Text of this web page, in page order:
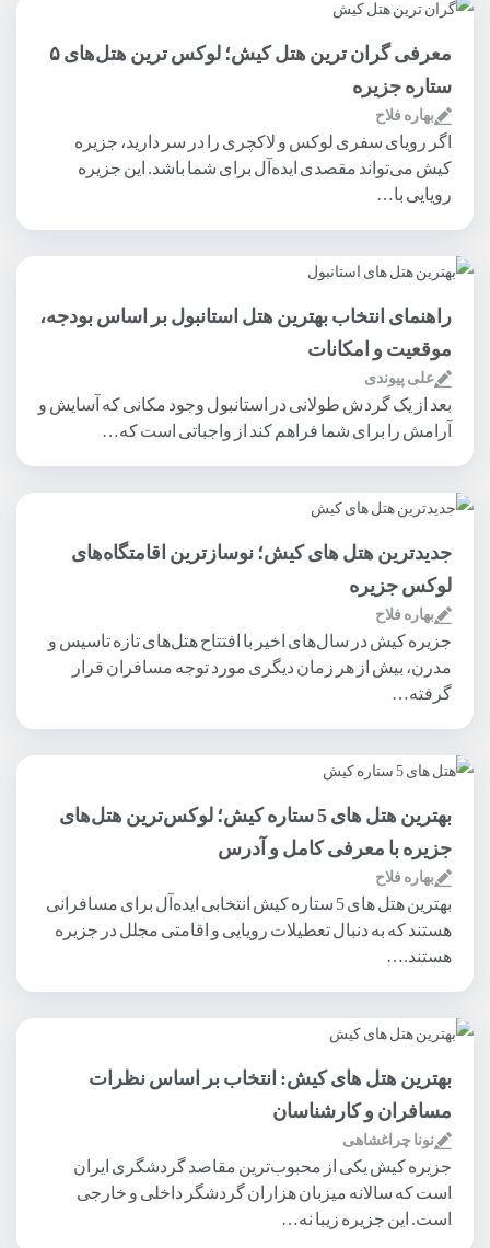
معرفی گران ترین هتل کیش؛ لوکس‌ ترین هتل‌های ۵
ستاره جزیره
بهاره فلاح
اگر رویای سفری لوکس و لاکچری را در سر دارید، جزیره
کیش می‌تواند مقصدی ایده‌آل برای شما باشد. این جزیره
رویایی با…
راهنمای انتخاب بهترین هتل استانبول بر اساس بودجه،
موقعیت و امکانات
علی پیوندی
بعد از یک گردش طولانی در استانبول وجود مکانی که آسایش و
آرامش را برای شما فراهم کند از واجباتی است که…
جدیدترین هتل های کیش؛ نوسازترین اقامتگاه‌های
لوکس جزیره
بهاره فلاح
جزیره کیش در سال‌های اخیر با افتتاح هتل‌های تازه تاسیس و
مدرن، بیش از هر زمان دیگری مورد توجه مسافران قرار
گرفته…
بهترین هتل های 5 ستاره کیش؛ لوکس‌ترین هتل‌های
جزیره با معرفی کامل و آدرس
بهاره فلاح
بهترین هتل های 5 ستاره کیش انتخابی ایده‌آل برای مسافرانی
هستند که به دنبال تعطیلات رویایی و اقامتی مجلل در جزیره
هستند.…
بهترین هتل های کیش: انتخاب بر اساس نظرات
مسافران و کارشناسان
نونا چراغشاهی
جزیره کیش یکی از محبوب‌ترین مقاصد گردشگری ایران
است که سالانه میزبان هزاران گردشگر داخلی و خارجی
است. این جزیره زیبا نه…